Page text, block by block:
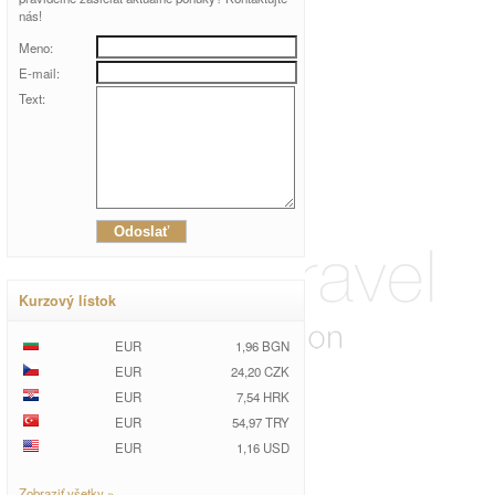
nás!
Meno:
E-mail:
Text:
Kurzový lístok
EUR
1,96 BGN
EUR
24,20 CZK
EUR
7,54 HRK
EUR
54,97 TRY
EUR
1,16 USD